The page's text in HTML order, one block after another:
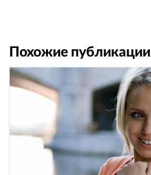
Похожие публикации